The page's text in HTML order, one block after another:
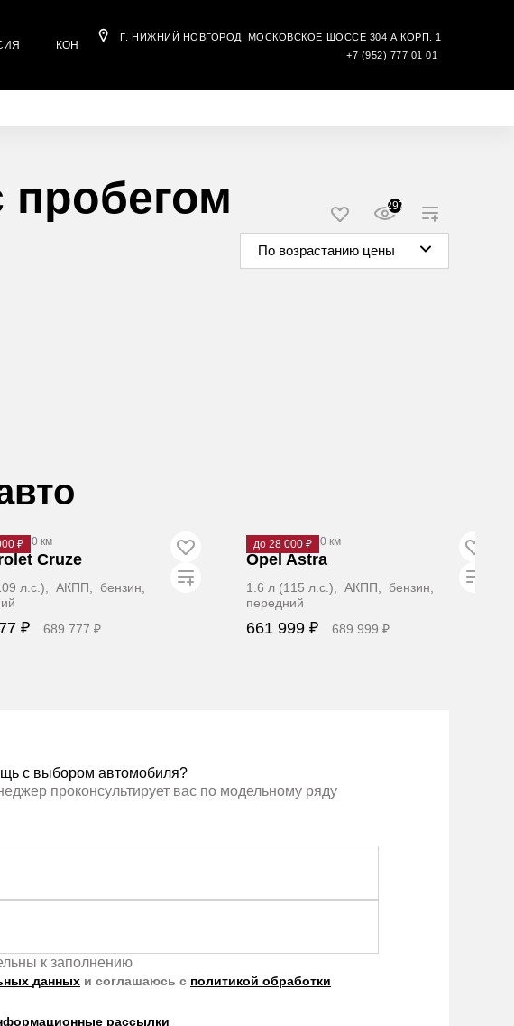
КОНТАКТЫ
Г. НИЖНИЙ НОВГОРОД, МОСКОВСКОЕ ШОССЕ 304 А КОРП. 1
+7 (952) 777 01 01
пробегом 297
По возрастанию цены
₽
000 км
Cruze
л.с.), АКПП, бензин,
₽ 689 777 ₽
до 28 000 ₽
2012· 163 000 км
Opel Astra
1.6 л (115 л.с.), АКПП, бензин,
передний
661 999 ₽ 689 999 ₽
с выбором автомобиля?
проконсультирует вас по модельному ряду
к заполнению
данных и соглашаюсь с политикой обработки
рассылки